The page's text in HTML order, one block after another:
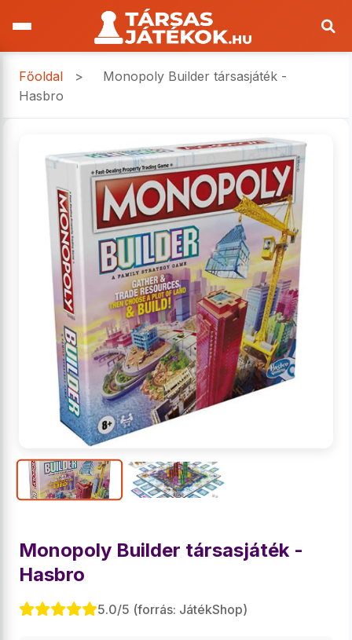
Főoldal >
Monopoly Builder társasjáték -
Hasbro
Monopoly Builder társasjáték -
Hasbro
5.0/5 (forrás: JátékShop)